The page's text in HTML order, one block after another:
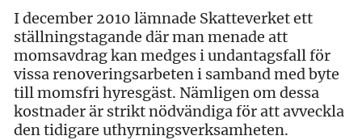
I december 2010 lämnade Skatteverket ett
ställningstagande där man menade att
momsavdrag kan medges i undantagsfall för
vissa renoveringsarbeten i samband med byte
till momsfri hyresgäst. Nämligen om dessa
kostnader är strikt nödvändiga för att avveckla
den tidigare uthyrningsverksamheten.